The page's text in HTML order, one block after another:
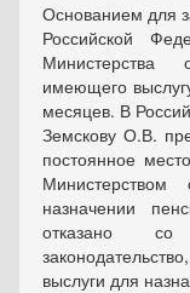
Основанием для
Российской
Министерства
имеющего
месяцев. В
Земскову О.В.
постоянное
назначении
отказано
выслуги для